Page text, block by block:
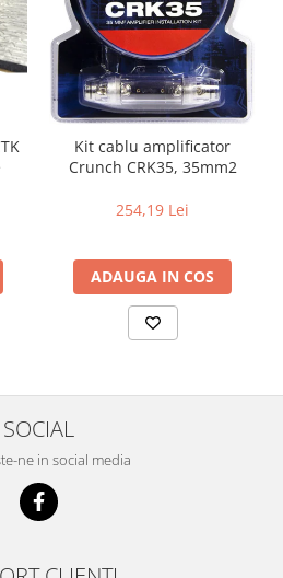
Kit cablu amplificator
Crunch CRK35, 35mm2
254,19 Lei
ADAUGA IN COS
SOCIAL
ne in social media